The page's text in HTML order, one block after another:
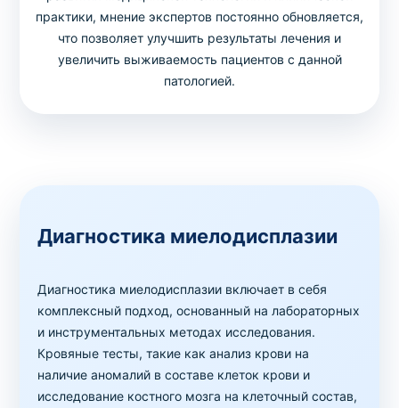
практики, мнение экспертов постоянно обновляется,
что позволяет улучшить результаты лечения и
увеличить выживаемость пациентов с данной
патологией.
Диагностика миелодисплазии
Диагностика миелодисплазии включает в себя
комплексный подход, основанный на лабораторных
и инструментальных методах исследования.
Кровяные тесты, такие как анализ крови на
наличие аномалий в составе клеток крови и
исследование костного мозга на клеточный состав,